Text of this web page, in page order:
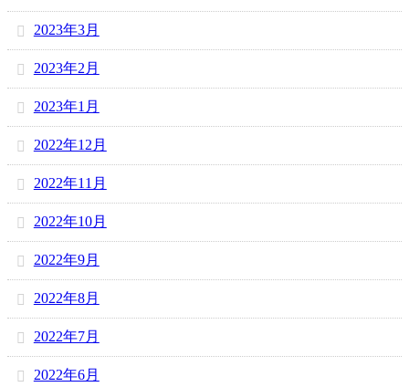
2023年3月
2023年2月
2023年1月
2022年12月
2022年11月
2022年10月
2022年9月
2022年8月
2022年7月
2022年6月